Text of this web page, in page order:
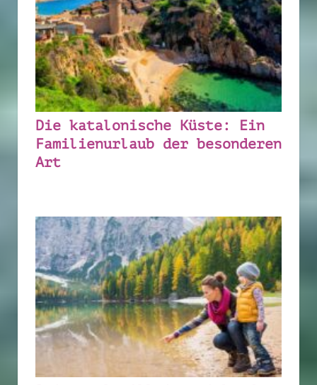
Die katalonische Küste: Ein
Familienurlaub der besonderen
Art